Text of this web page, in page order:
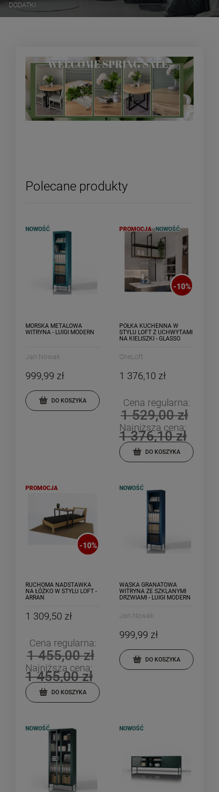
DODATKI
Polecane produkty
MORSKA METALOWA
WITRYNA - LUIGI MODERN
Jan Nowak
999,99 zł
DO KOSZYKA
NOWOŚĆ
-10%
PÓŁKA KUCHENNA W
STYLU LOFT Z UCHWYTAMI
NA KIELISZKI - GLASSO
OneLoft
1 376,10 zł
Cena regularna:
1 529,00 zł
Najniższa cena:
1 376,10 zł
DO KOSZYKA
PROMOCJA NOWOŚĆ
-10%
RUCHOMA NADSTAWKA
NA ŁÓŻKO W STYLU LOFT -
ARRAN
1 309,50 zł
Cena regularna:
1 455,00 zł
Najniższa cena:
1 455,00 zł
DO KOSZYKA
PROMOCJA
WĄSKA GRANATOWA
WITRYNA ZE SZKLANYMI
DRZWIAMI - LUIGI MODERN
Jan Nowak
999,99 zł
DO KOSZYKA
NOWOŚĆ
NOWOŚĆ NOWOŚĆ